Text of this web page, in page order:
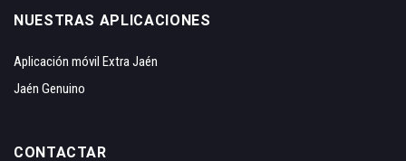
NUESTRAS APLICACIONES
Aplicación móvil Extra Jaén
Jaén Genuino
CONTACTAR